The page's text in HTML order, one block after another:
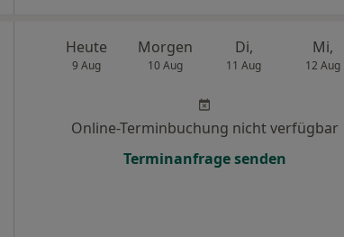
Heute
9 Aug
Morgen
10 Aug
Di,
11 Aug
Mi,
12 Aug
Online-Terminbuchung nicht verfügbar
Terminanfrage senden